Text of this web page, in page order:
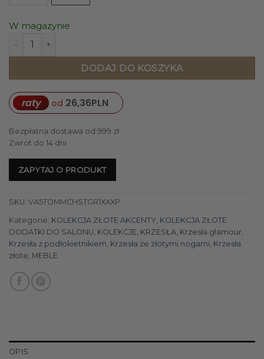
W magazynie
ilość KRZESŁO granatowe siedzisko, złote nogi, eleganckie
DODAJ DO KOSZYKA
raty od 26,36PLN
Bezpłatna dostawa od 999 zł
Zwrot do 14 dni
ZAPYTAJ O PRODUKT
SKU: VA5TOMMCHSTGR1XXXP
Kategorie: KOLEKCJA ZŁOTE AKCENTY KOLEKCJA ZŁOTE
DODATKI DO SALONU KOLEKCJE KRZESŁA Krzesła glamour
Krzesła z podłokietnikiem Krzesła ze złotymi nogami Krzesła
złote MEBLE
OPIS